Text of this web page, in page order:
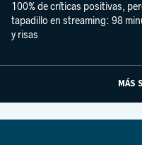
100% de críticas positivas,
tapadillo en streaming: 98
y risas
MÁS